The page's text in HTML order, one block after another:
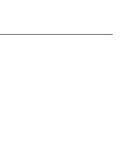
Ennek apropóján a